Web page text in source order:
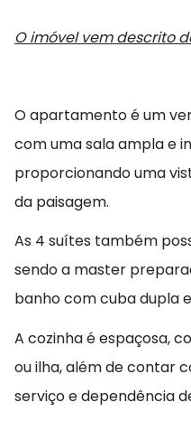
O imóvel vem descrito
O apartamento é um
com uma sala ampla e
proporcionando uma
da paisagem.
As 4 suítes também
sendo a master
banho com cuba dupla
A cozinha é espaçosa,
ou ilha, além de contar
serviço e dependência